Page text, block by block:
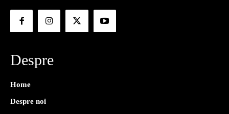
Despre
Home
Despre noi